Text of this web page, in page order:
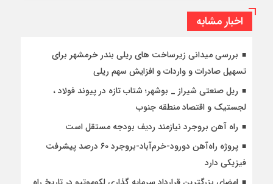
اخبار مشابه
بررسی میدانی زیرساخت های ریلی بندر خرمشهر برای
تسهیل صادرات و واردات و افزایش سهم ریلی
ریل صنعتی شیراز _ بوشهر؛ شتاب تازه در پیوند فولاد ،
لجستیک و اقتصاد منطقه جنوب
راه آهن بروجرد نیازمند ردیف بودجه مستقل است
پروژه راه‌آهن دورود-خرم‌آباد-بروجرد ۶۰ درصد پیشرفت
فیزیکی دارد